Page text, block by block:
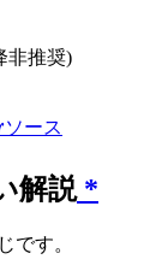
非推奨)
ース
解説*
です。